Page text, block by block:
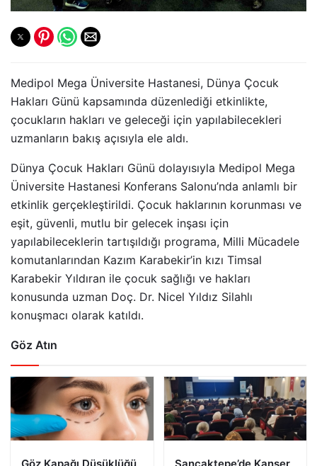
Medipol Mega Üniversite Hastanesi, Dünya Çocuk
Hakları Günü kapsamında düzenlediği etkinlikte,
çocukların hakları ve geleceği için yapılabilecekleri
uzmanların bakış açısıyla ele aldı.
Dünya Çocuk Hakları Günü dolayısıyla Medipol Mega
Üniversite Hastanesi Konferans Salonu’nda anlamlı bir
etkinlik gerçekleştirildi. Çocuk haklarının korunması ve
eşit, güvenli, mutlu bir gelecek inşası için
yapılabileceklerin tartışıldığı programa, Milli Mücadele
komutanlarından Kazım Karabekir’in kızı Timsal
Karabekir Yıldıran ile çocuk sağlığı ve hakları
konusunda uzman Doç. Dr. Nicel Yıldız Silahlı
konuşmacı olarak katıldı.
Göz Atın